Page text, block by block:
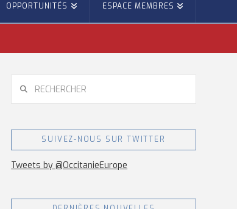
ACTUALITÉ DE L'UNION EUROPÉENNE, ACTUALITÉ DE LA REPRÉSENTATION D’OCCITANIE EUROPE, ÉNERGIE - ENVIRONNEMENT - CLIMAT, FORÊTS
JUILLET 27, 2026
OPPORTUNITÉS ESPACE MEMBRES
SUIVEZ-NOUS SUR TWITTER
Tweets by @OccitanieEurope